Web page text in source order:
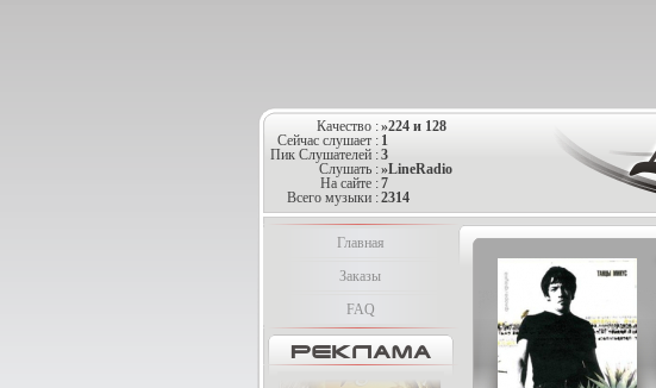
Качество :»224 и 128
Сейчас слушает : 1
Пик Слушателей :3
Слушать :»LineRadio
На сайте :7
Всего музыки :2314
Главная
Заказы
FAQ